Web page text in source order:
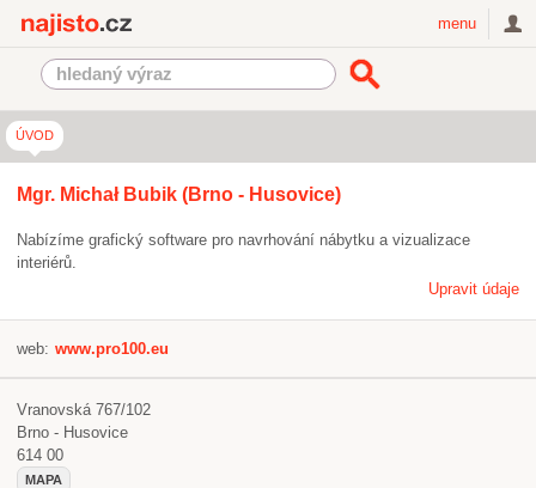
menu
ÚVOD
Mgr. Michał Bubik (Brno - Husovice)
Nabízíme grafický software pro navrhování nábytku a vizualizace
interiérů.
Upravit údaje
web: www.pro100.eu
Vranovská 767/102
Brno - Husovice
614 00
MAPA